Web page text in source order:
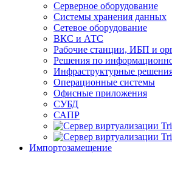
Серверное оборудование
Системы хранения данных
Сетевое оборудование
ВКС и АТС
Рабочие станции, ИБП и
Решения по
Инфраструктурные
Операционные системы
Офисные приложения
СУБД
САПР
Импортозамещение